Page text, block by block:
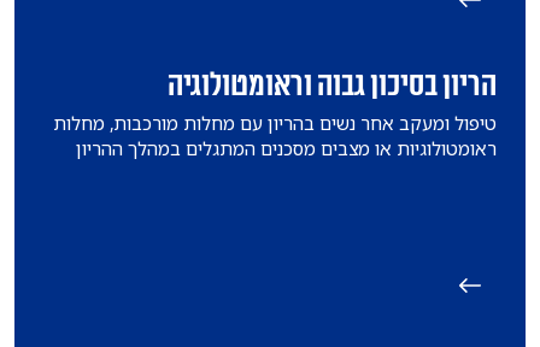
הריון בסיכון גבוה וראומטולוגיה
טיפול ומעקב אחר נשים בהריון עם מחלות מורכבות, מחלות
ראומטולוגיות או מצבים מסכנים המתגלים במהלך ההריון